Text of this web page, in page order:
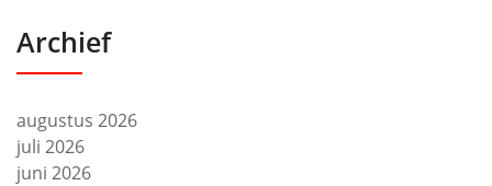
Archief
augustus 2026
juli 2026
juni 2026